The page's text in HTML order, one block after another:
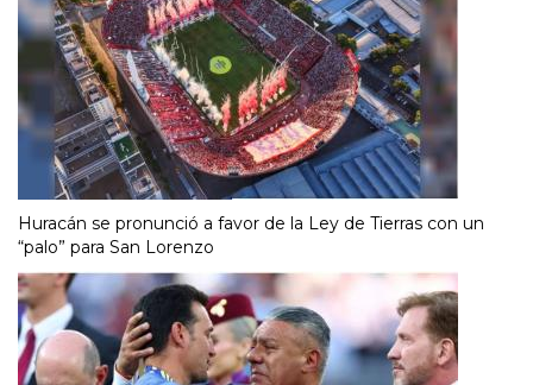
Huracán se pronunció a favor de la Ley de Tierras con un
“palo” para San Lorenzo